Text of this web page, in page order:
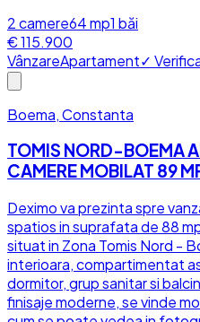
2camere64mp1 băi
€ 115.900
VânzareApartament✓
Boema, Constanta
TOMIS NORD-BOEMA
CAMERE MOBILAT 89
Deximo va prezinta spre
spatios in suprafata de 88
situat in Zona Tomis Nord -
interioara, compartimentat
dormitor, grup sanitar si
finisaje moderne, se vinde